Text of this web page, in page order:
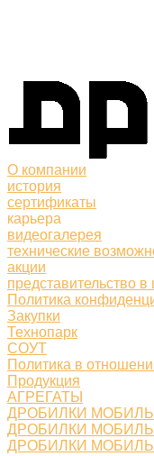
О компании
история
сертификаты
карьера
видеогалерея
технические
акции
представительство
Политика
Закупки
Технопарк
СОУТ
Политика в
Продукция
АГРЕГАТЫ
ДРОБИЛКИ
ДРОБИЛКИ
ДРОБИЛКИ